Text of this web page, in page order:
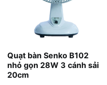
Quạt bàn Senko B102
nhỏ gọn 28W 3 cánh sải
20cm